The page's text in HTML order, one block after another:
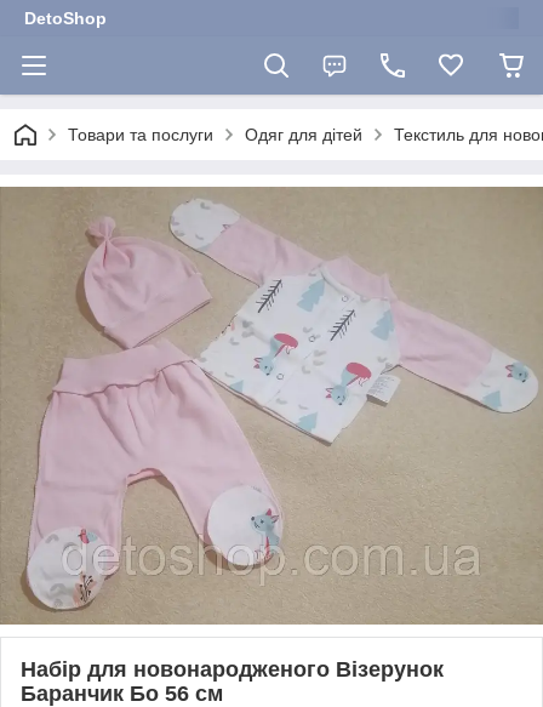
DetoShop
Товари та послуги Одяг для дітей Текстиль для
Набір для новонародженого Візерунок
Баранчик Бо 56 см